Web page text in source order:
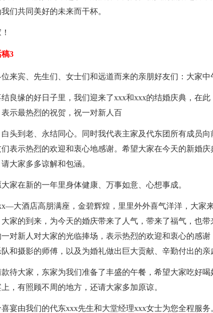
们共同美好的未来而干杯。
3
来宾、先生们、女士们和远道而来的亲朋好友们：大家中
良缘的好日子里，我们迎来了xxx和xxx的结婚庆典，在此
示最热烈的祝贺，祝一对新人百
头到老、永结同心。同时我代表主家及代东团所有成员
表示热烈的欢迎和衷心地感谢。希望大家在今天的新婚
大家多多谅解和包涵。
家在新的一年里身体健康、万事如意、心想事成。
大酒店高朋满座，金碧辉煌，里里外外喜气洋洋，大家
家的到来，为今天的婚庆带来了人气，带来了福气，也
对新人对大家的光临捧场，表示热烈的欢迎和衷心的感
和摄影的师傅，以及为婚礼做出巨大贡献、辛勤付出的亲
待大家，东家为我们准备了丰盛的午餐，希望大家吃好
，有照顾不周的地方，还请大家多加原谅。
宴由我们的代东xxx先生和大堂经理xxx女士为您全程服务